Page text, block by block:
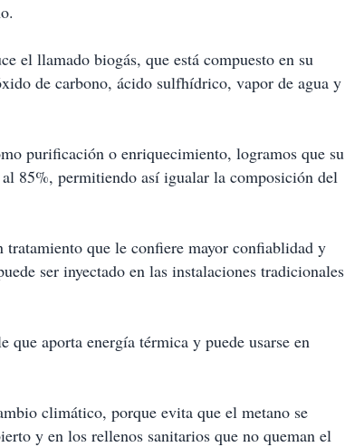
el llamado biogás, que está compuesto en su
de carbono, ácido sulfhídrico, vapor de agua y
purificación o enriquecimiento, logramos que su
85%, permitiendo así igualar la composición del
que le confiere mayor confiablidad y
ser inyectado en las instalaciones tradicionales
que aporta energía térmica y puede usarse en
climático, porque evita que el metano se
y en los rellenos sanitarios que no queman el